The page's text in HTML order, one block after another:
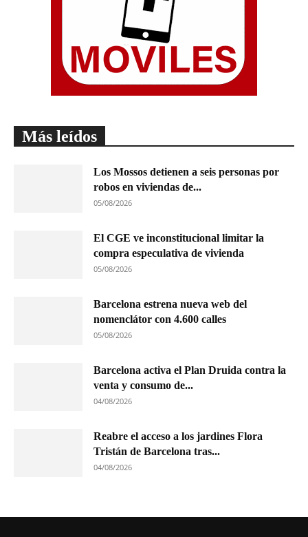
Más leídos
Los Mossos detienen a seis personas por
robos en viviendas de...
05/08/2026
El CGE ve inconstitucional limitar la
compra especulativa de vivienda
05/08/2026
Barcelona estrena nueva web del
nomenclátor con 4.600 calles
05/08/2026
Barcelona activa el Plan Druida contra la
venta y consumo de...
04/08/2026
Reabre el acceso a los jardines Flora
Tristán de Barcelona tras...
04/08/2026